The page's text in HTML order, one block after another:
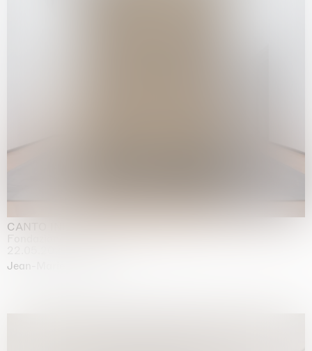
CANTO INFINITO
Jean-Marie Appriou